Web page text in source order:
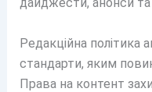
Редакційна політика
стандарти, яким
Права на контент